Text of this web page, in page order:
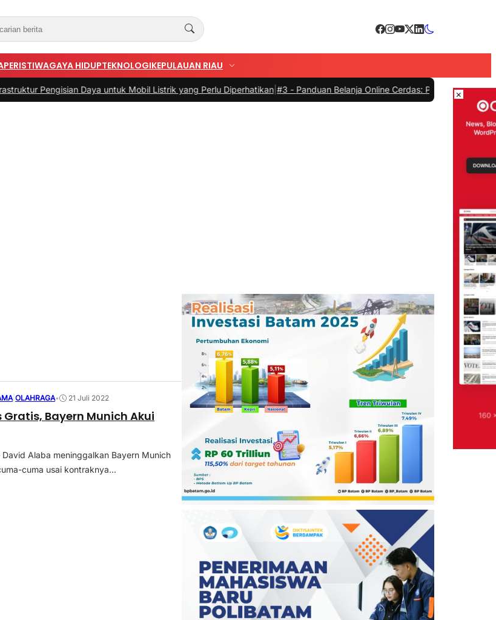
PERISTIWAGAYA HIDUPTEKNOLOGIKEPULAUAN RIAU
Daya untuk Mobil Listrik yang Perlu Diperhatikan|#3 -Panduan Belanja Online Cerdas: Pilih Produk dengan Bijak
|OLAHRAGA• 21 Juli 2022
Bayern Munich Akui
David Alaba meninggalkan Bayern Munich
cuma usai kontraknya...
×